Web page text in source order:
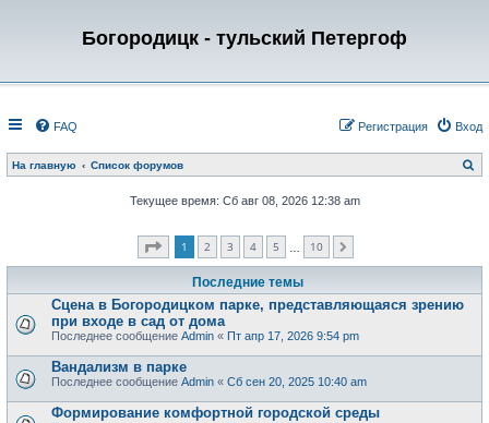
Богородицк - тульский Петергоф
FAQ Вход
Регистрация
На главную Список форумов
о
Текущее время: Сб авг 08, 2026 12:38 am
Страница из
1 2 3 4 5 10
Последние темы
Сцена в Богородицком парке, представляющаяся зрению
при входе в сад от дома
Последнее сообщение Admin « Пт апр 17, 2026 9:54 pm
Вандализм в парке
Последнее сообщение Admin « Сб сен 20, 2025 10:40 am
Формирование комфортной городской среды